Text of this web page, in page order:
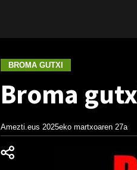
BROMA GUTXI
Broma
Amezti.eus 2025eko martxoaren 27a